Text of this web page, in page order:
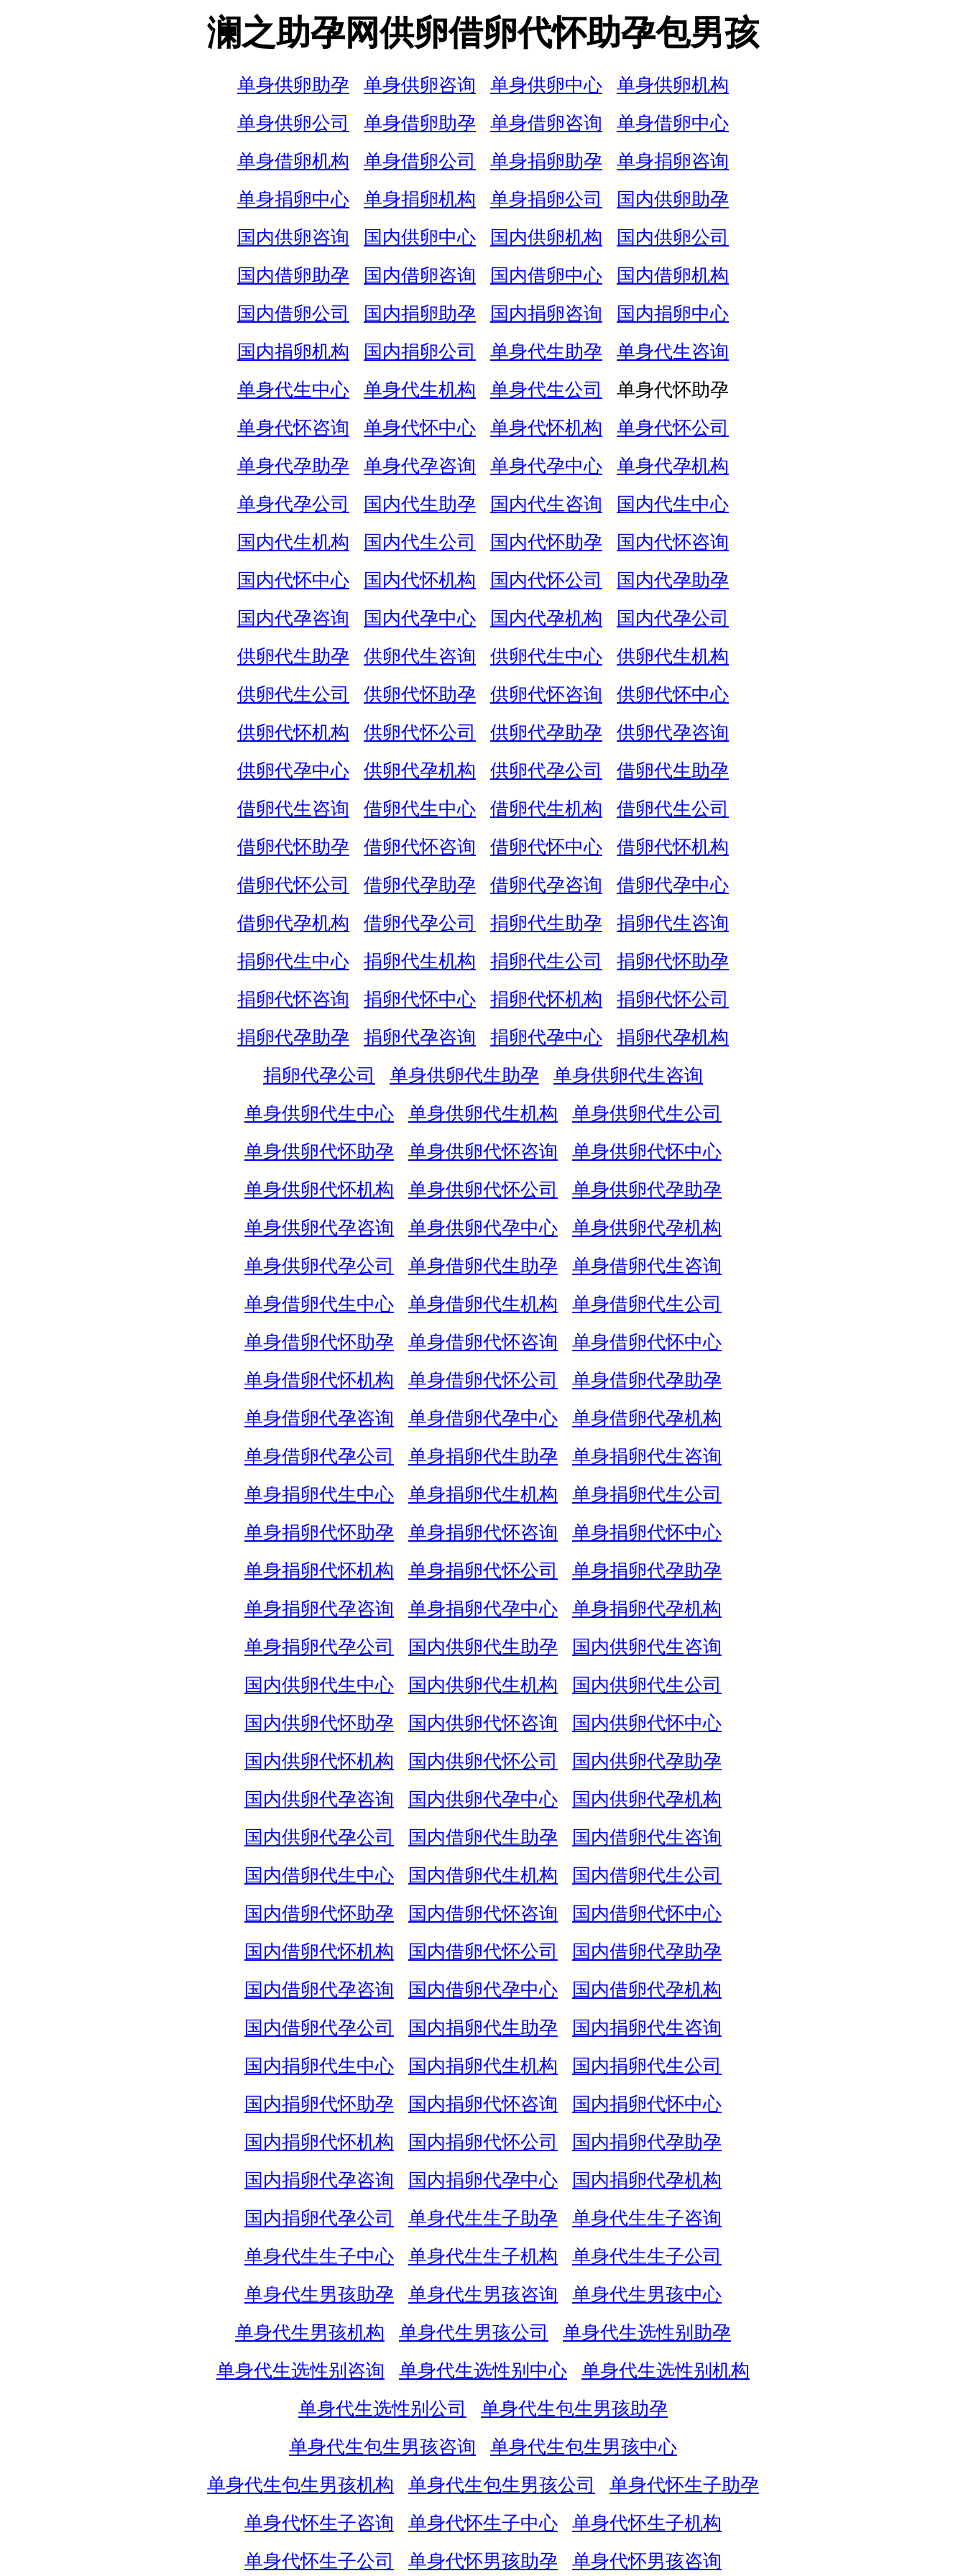
澜之助孕网供卵借卵代怀助孕包男孩
单身供卵助孕 单身供卵咨询 单身供卵中心
单身供卵机构
单身供卵公司
单身借卵助孕 单身借卵咨询
单身借卵中心
单身借卵机构
单身借卵公司 单身捐卵助孕
单身捐卵咨询
单身捐卵中心
单身捐卵机构 单身捐卵公司
国内供卵助孕
国内供卵咨询
国内供卵中心 国内供卵机构
国内供卵公司
国内借卵助孕
国内借卵咨询 国内借卵中心
国内借卵机构
国内借卵公司
国内捐卵助孕 国内捐卵咨询
国内捐卵中心
国内捐卵机构
国内捐卵公司 单身代生助孕
单身代生咨询
单身代生中心
单身代生机构 单身代生公司
单身代怀助孕
单身代怀咨询
单身代怀中心 单身代怀机构
单身代怀公司
单身代孕助孕
单身代孕咨询 单身代孕中心
单身代孕机构
单身代孕公司
国内代生助孕 国内代生咨询
国内代生中心
国内代生机构
国内代生公司 国内代怀助孕
国内代怀咨询
国内代怀中心
国内代怀机构 国内代怀公司
国内代孕助孕
国内代孕咨询
国内代孕中心 国内代孕机构
国内代孕公司
供卵代生助孕
供卵代生咨询 供卵代生中心
供卵代生机构
供卵代生公司
供卵代怀助孕 供卵代怀咨询
供卵代怀中心
供卵代怀机构
供卵代怀公司 供卵代孕助孕
供卵代孕咨询
供卵代孕中心
供卵代孕机构 供卵代孕公司
借卵代生助孕
借卵代生咨询
借卵代生中心 借卵代生机构
借卵代生公司
借卵代怀助孕
借卵代怀咨询 借卵代怀中心
借卵代怀机构
借卵代怀公司
借卵代孕助孕 借卵代孕咨询
借卵代孕中心
借卵代孕机构
借卵代孕公司 捐卵代生助孕
捐卵代生咨询
捐卵代生中心
捐卵代生机构 捐卵代生公司
捐卵代怀助孕
捐卵代怀咨询
捐卵代怀中心 捐卵代怀机构
捐卵代怀公司
捐卵代孕助孕
捐卵代孕咨询 捐卵代孕中心
捐卵代孕机构
捐卵代孕公司
单身供卵代生助孕
单身供卵代生咨询
单身供卵代生中心
单身供卵代生机构
单身供卵代生公司
单身供卵代怀助孕
单身供卵代怀咨询
单身供卵代怀中心
单身供卵代怀机构
单身供卵代怀公司
单身供卵代孕助孕
单身供卵代孕咨询
单身供卵代孕中心
单身供卵代孕机构
单身供卵代孕公司
单身借卵代生助孕
单身借卵代生咨询
单身借卵代生中心
单身借卵代生机构
单身借卵代生公司
单身借卵代怀助孕
单身借卵代怀咨询
单身借卵代怀中心
单身借卵代怀机构
单身借卵代怀公司
单身借卵代孕助孕
单身借卵代孕咨询
单身借卵代孕中心
单身借卵代孕机构
单身借卵代孕公司
单身捐卵代生助孕
单身捐卵代生咨询
单身捐卵代生中心
单身捐卵代生机构
单身捐卵代生公司
单身捐卵代怀助孕
单身捐卵代怀咨询
单身捐卵代怀中心
单身捐卵代怀机构
单身捐卵代怀公司
单身捐卵代孕助孕
单身捐卵代孕咨询
单身捐卵代孕中心
单身捐卵代孕机构
单身捐卵代孕公司
国内供卵代生助孕
国内供卵代生咨询
国内供卵代生中心
国内供卵代生机构
国内供卵代生公司
国内供卵代怀助孕
国内供卵代怀咨询
国内供卵代怀中心
国内供卵代怀机构
国内供卵代怀公司
国内供卵代孕助孕
国内供卵代孕咨询
国内供卵代孕中心
国内供卵代孕机构
国内供卵代孕公司
国内借卵代生助孕
国内借卵代生咨询
国内借卵代生中心
国内借卵代生机构
国内借卵代生公司
国内借卵代怀助孕
国内借卵代怀咨询
国内借卵代怀中心
国内借卵代怀机构
国内借卵代怀公司
国内借卵代孕助孕
国内借卵代孕咨询
国内借卵代孕中心
国内借卵代孕机构
国内借卵代孕公司
国内捐卵代生助孕
国内捐卵代生咨询
国内捐卵代生中心
国内捐卵代生机构
国内捐卵代生公司
国内捐卵代怀助孕
国内捐卵代怀咨询
国内捐卵代怀中心
国内捐卵代怀机构
国内捐卵代怀公司
国内捐卵代孕助孕
国内捐卵代孕咨询
国内捐卵代孕中心
国内捐卵代孕机构
国内捐卵代孕公司
单身代生生子助孕
单身代生生子咨询
单身代生生子中心
单身代生生子机构
单身代生生子公司
单身代生男孩助孕
单身代生男孩咨询
单身代生男孩中心
单身代生男孩机构
单身代生男孩公司
单身代生选性别助孕
单身代生选性别咨询
单身代生选性别中心
单身代生选性别机构
单身代生选性别公司
单身代生包生男孩助孕
单身代生包生男孩咨询
单身代生包生男孩中心
单身代生包生男孩机构
单身代生包生男孩公司
单身代怀生子助孕
单身代怀生子咨询
单身代怀生子中心
单身代怀生子机构
单身代怀生子公司
单身代怀男孩助孕 单身代怀男孩咨询